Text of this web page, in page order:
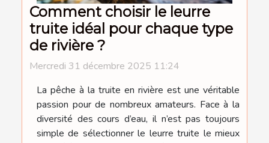
Comment choisir le leurre
truite idéal pour chaque type
de rivière ?
Mercredi 31 décembre 2025 11:24
La pêche à la truite en rivière est une véritable
passion pour de nombreux amateurs. Face à la
diversité des cours d’eau, il n’est pas toujours
simple de sélectionner le leurre truite le mieux